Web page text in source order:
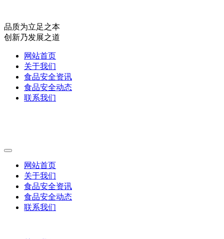
品质为立足之本
创新乃发展之道
网站首页
关于我们
食品安全资讯
食品安全动态
联系我们
网站首页
关于我们
食品安全资讯
食品安全动态
联系我们